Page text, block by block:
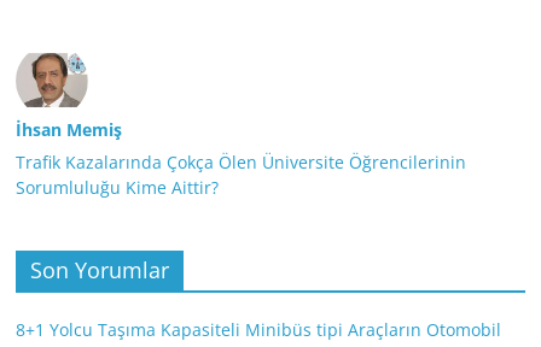
İhsan Memiş
Trafik Kazalarında Çokça Ölen Üniversite Öğrencilerinin
Sorumluluğu Kime Aittir?
Son Yorumlar
8+1 Yolcu Taşıma Kapasiteli Minibüs tipi Araçların Otomobil